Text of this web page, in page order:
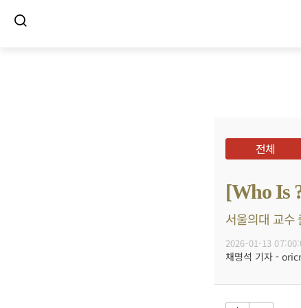
전체
[Who Is
서울의대 교수
2026-01-13
채명석 기자 -